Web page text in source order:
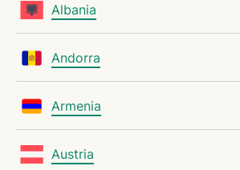
Albania
Andorra
Armenia
Austria